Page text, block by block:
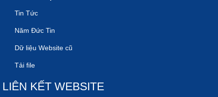
Tin Tức
Năm Đức Tin
Dữ liệu Website cũ
Tải file
LIÊN KẾT WEBSITE